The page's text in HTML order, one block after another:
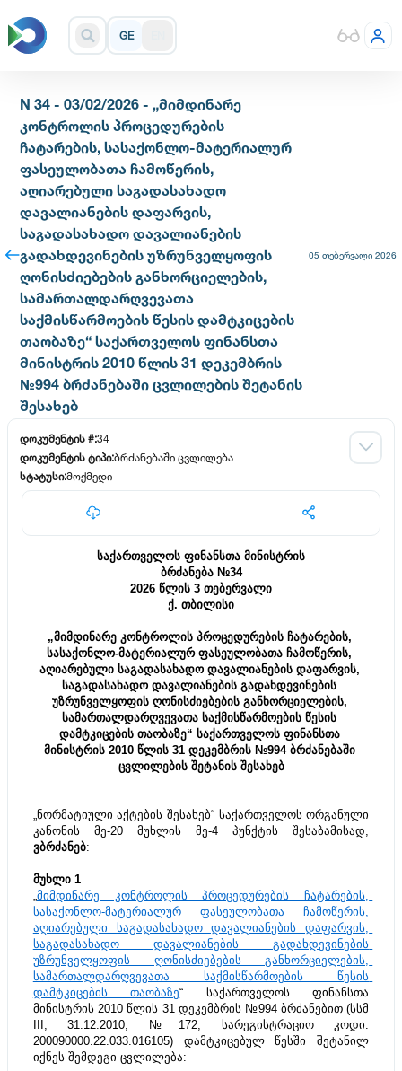
GE
N 34 - 03/02/2026 - „მიმდინარე
კონტროლის პროცედურების
ჩატარების, სასაქონლო-მატერიალურ
ფასეულობათა ჩამოწერის,
აღიარებული საგადასახადო
დავალიანების დაფარვის,
საგადასახადო დავალიანების
გადახდევინების უზრუნველყოფის
ღონისძიებების განხორციელების,
სამართალდარღვევათა
საქმისწარმოების წესის დამტკიცების
თაობაზე“ საქართველოს ფინანსთა
მინისტრის 2010 წლის 31 დეკემბრის
№994 ბრძანებაში ცვლილების შეტანის
შესახებ
05 თებერვალი 2026
დოკუმენტის #:34
დოკუმენტის ტიპი:ბრძანებაში ცვლილება
სტატუსი:მოქმედი
მიღების თარიღი:03 თებერვალი 2026
კანონქვემდებარე ნორმატიული აქტი
გამოქვეყნების თარიღი:05 თებერვალი 2026
დოკუმენტის მიმღები:საქართველოს ფინანსთა მინისტრი
კონსოლიდირებული ცვლილებაცვლილება
საქართველოს ფინანსთა მინისტრის
ბრძანება №34
2026 წლის 3 თებერვალი
ქ. თბილისი
„მიმდინარე კონტროლის პროცედურების ჩატარების,
სასაქონლო-მატერიალურ ფასეულობათა ჩამოწერის,
აღიარებული საგადასახადო დავალიანების დაფარვის,
საგადასახადო დავალიანების გადახდევინების
უზრუნველყოფის ღონისძიებების განხორციელების,
სამართალდარღვევათა საქმისწარმოების წესის
დამტკიცების თაობაზე“ საქართველოს ფინანსთა
მინისტრის 2010 წლის 31 დეკემბრის №994 ბრძანებაში
ცვლილების შეტანის შესახებ
„ნორმატიული აქტების შესახებ“ საქართველოს ორგანული
ვბრძანებ:
მუხლი 1
„მიმდინარე კონტროლის პროცედურების ჩატარების,
სასაქონლო-მატერიალურ ფასეულობათა ჩამოწერის,
აღიარებული საგადასახადო დავალიანების დაფარვის,
საგადასახადო დავალიანების გადახდევინების
უზრუნველყოფის ღონისძიებების განხორციელების,
სამართალდარღვევათა საქმისწარმოების წესის
დამტკიცების თაობაზე“ საქართველოს ფინანსთა
მინისტრის 2010 წლის 31 დეკემბრის №994 ბრძანებით (სსმ
III, 31.12.2010, №172, სარეგისტრაციო კოდი:
200090000.22.033.016105) დამტკიცებულ წესში შეტანილ
იქნეს შემდეგი ცვლილება: